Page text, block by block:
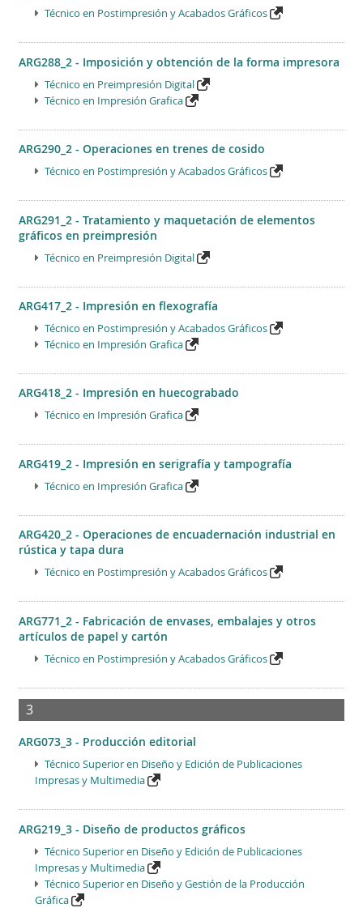
Técnico en Postimpresión y Acabados Gráficos
ARG288_2 - Imposición y obtención de la forma impresora
Técnico en Preimpresión Digital
Técnico en Impresión Grafica
ARG290_2 - Operaciones en trenes de cosido
Técnico en Postimpresión y Acabados Gráficos
ARG291_2 - Tratamiento y maquetación de elementos
gráficos en preimpresión
Técnico en Preimpresión Digital
ARG417_2 - Impresión en flexografía
Técnico en Postimpresión y Acabados Gráficos
Técnico en Impresión Grafica
ARG418_2 - Impresión en huecograbado
Técnico en Impresión Grafica
ARG419_2 - Impresión en serigrafía y tampografía
Técnico en Impresión Grafica
ARG420_2 - Operaciones de encuadernación industrial en
rústica y tapa dura
Técnico en Postimpresión y Acabados Gráficos
ARG771_2 - Fabricación de envases, embalajes y otros
artículos de papel y cartón
Técnico en Postimpresión y Acabados Gráficos
3
ARG073_3 - Producción editorial
Técnico Superior en Diseño y Edición de Publicaciones
Impresas y Multimedia
ARG219_3 - Diseño de productos gráficos
Técnico Superior en Diseño y Edición de Publicaciones
Impresas y Multimedia
Técnico Superior en Diseño y Gestión de la Producción
Gráfica